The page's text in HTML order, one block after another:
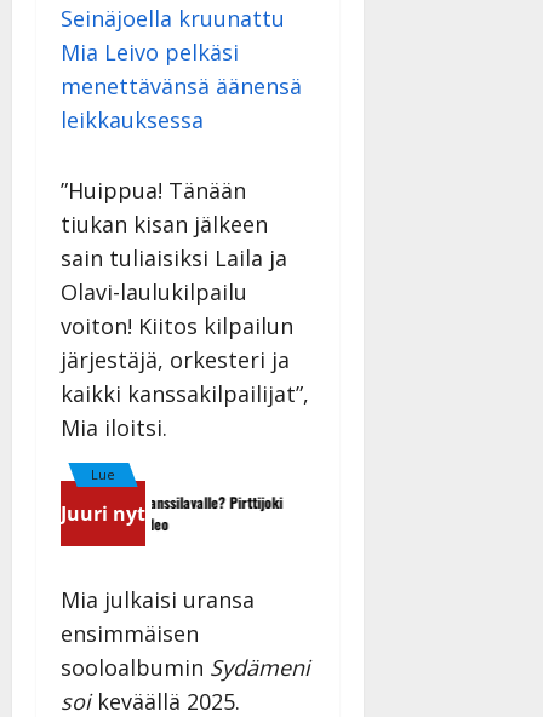
Seinäjoella kruunattu
Mia Leivo pelkäsi
menettävänsä äänensä
leikkauksessa
”Huippua! Tänään
tiukan kisan jälkeen
sain tuliaisiksi Laila ja
Olavi-laulukilpailu
voiton! Kiitos kilpailun
järjestäjä, orkesteri ja
kaikki kanssakilpailijat”,
Mia iloitsi.
Lue
Juuri nyt
Sopiiko Edith Piaf tanssilavalle? Pirttijoki
näyttää mallia – video
Mia julkaisi uransa
ensimmäisen
sooloalbumin Sydämeni
soikeväällä 2025.